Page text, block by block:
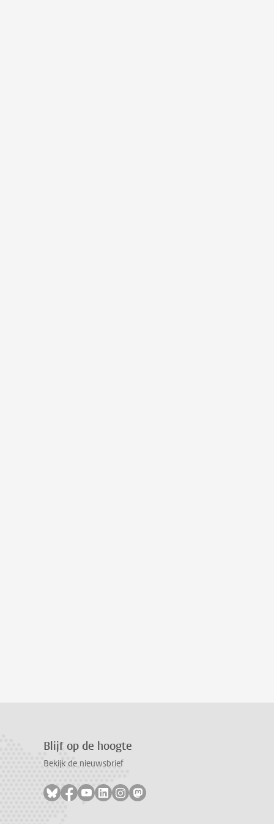
Blijf op de hoogte
Bekijk de nieuwsbrief
Volg ons op bluesky
Volg ons op facebook
Volg ons op youtube
Volg ons op linkedin
Volg ons op instagram
Volg ons op mastodon